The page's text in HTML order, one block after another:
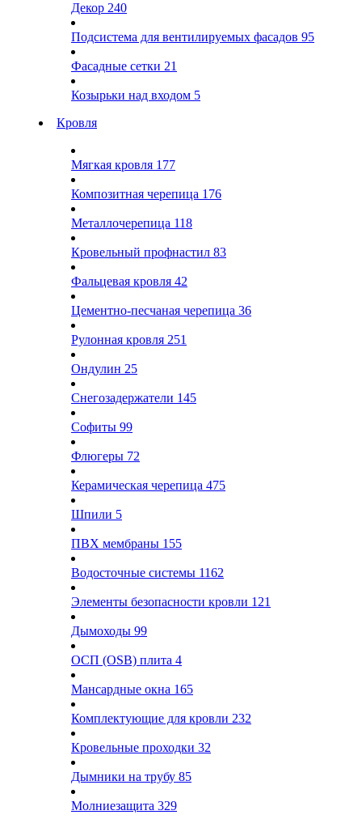
Декор 240
Подсистема для вентилируемых фасадов 95
Фасадные сетки 21
Козырьки над входом 5
Кровля
Мягкая кровля 177
Композитная черепица 176
Металлочерепица 118
Кровельный профнастил 83
Фальцевая кровля 42
Цементно-песчаная черепица 36
Рулонная кровля 251
Ондулин 25
Снегозадержатели 145
Софиты 99
Флюгеры 72
Керамическая черепица 475
Шпили 5
ПВХ мембраны 155
Водосточные системы 1162
Элементы безопасности кровли 121
Дымоходы 99
ОСП (OSB) плита 4
Мансардные окна 165
Комплектующие для кровли 232
Кровельные проходки 32
Дымники на трубу 85
Молниезащита 329